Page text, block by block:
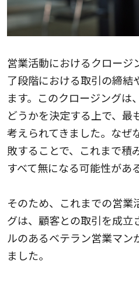
営業活動におけるクロージ
了段階における取引の締結
ます。このクロージングは
どうかを決定する上で、最
考えられてきました。なぜ
敗することで、これまで積
すべて無になる可能性があ
そのため、これまでの営業
グは、顧客との取引を成立
ルのあるベテラン営業マン
ました。